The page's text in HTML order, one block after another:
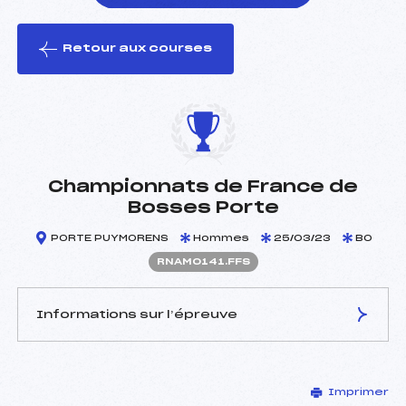
le ski
Retour aux courses
Championnats de France de
Bosses Porte
PORTE PUYMORENS Hommes 25/03/23 BO
RNAM0141.FFS
Informations sur l’épreuve
BERTRAND FABIEN ()
Imprimer